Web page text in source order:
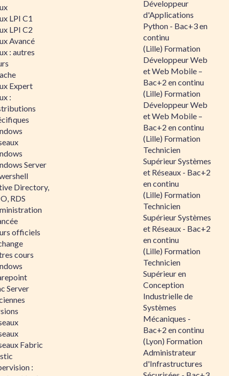
LPI C1
LPI C2
Avancé
: autres
Expert
:
Server
Directory,
RDS
officiels
cours
Server
Fabric
:
Développeur
d'Applications
Python - Bac+3 en
continu
(Lille) Formation
Développeur Web
et Web Mobile –
Bac+2 en continu
(Lille) Formation
Développeur Web
et Web Mobile –
Bac+2 en continu
(Lille) Formation
Technicien
Supérieur Systèmes
et Réseaux - Bac+2
en continu
(Lille) Formation
Technicien
Supérieur Systèmes
et Réseaux - Bac+2
en continu
(Lille) Formation
Technicien
Supérieur en
Conception
Industrielle de
Systèmes
Mécaniques -
Bac+2 en continu
(Lyon) Formation
Administrateur
d'Infrastructures